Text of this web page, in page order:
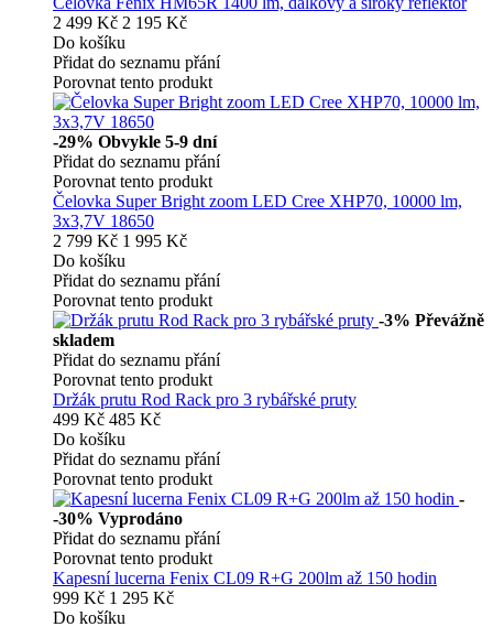
2 499 Kč 2 195 Kč
Do košíku
Přidat do seznamu přání
Porovnat tento produkt
-29% Obvykle 5-9 dní
Přidat do seznamu přání
Porovnat tento produkt
Čelovka Super Bright zoom LED Cree XHP70, 10000 lm,
3x3,7V 18650
2 799 Kč 1 995 Kč
Do košíku
Přidat do seznamu přání
Porovnat tento produkt
-3% Převážně
skladem
Přidat do seznamu přání
Porovnat tento produkt
Držák prutu Rod Rack pro 3 rybářské pruty
499 Kč 485 Kč
Do košíku
Přidat do seznamu přání
Porovnat tento produkt
-
-30% Vyprodáno
Přidat do seznamu přání
Porovnat tento produkt
Kapesní lucerna Fenix CL09 R+G 200lm až 150 hodin
999 Kč 1 295 Kč
Do košíku